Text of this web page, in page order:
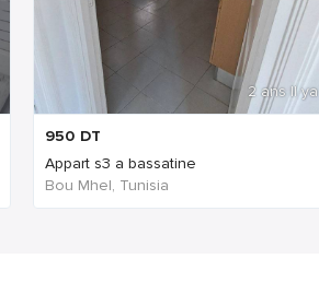
2 ans Il ya
950 DT
Appart s3 a bassatine
Bou Mhel, Tunisia